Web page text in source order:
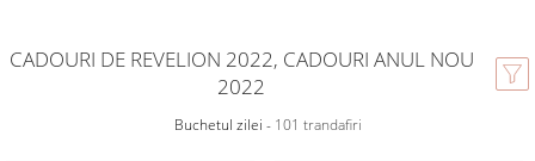
CADOURI DE REVELION 2022, CADOURI ANUL NOU
2022
Buchetul zilei - 101 trandafiri